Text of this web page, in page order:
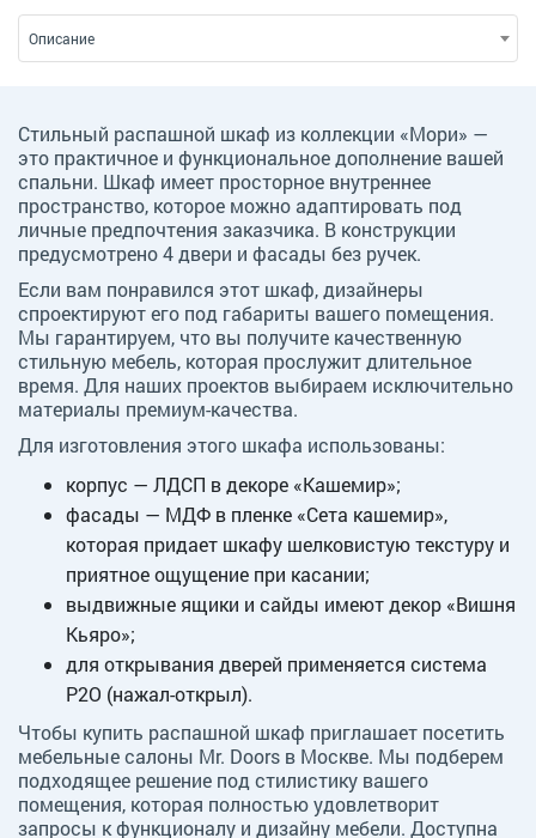
Описание
Стильный распашной шкаф из коллекции «Мори» —
это практичное и функциональное дополнение вашей
спальни. Шкаф имеет просторное внутреннее
пространство, которое можно адаптировать под
личные предпочтения заказчика. В конструкции
предусмотрено 4 двери и фасады без ручек.
Если вам понравился этот шкаф, дизайнеры
спроектируют его под габариты вашего помещения.
Мы гарантируем, что вы получите качественную
стильную мебель, которая прослужит длительное
время. Для наших проектов выбираем исключительно
материалы премиум-качества.
Для изготовления этого шкафа использованы:
корпус — ЛДСП в декоре «Кашемир»;
фасады — МДФ в пленке «Сета кашемир»,
которая придает шкафу шелковистую текстуру и
приятное ощущение при касании;
выдвижные ящики и сайды имеют декор «Вишня
Кьяро»;
для открывания дверей применяется система
P2O (нажал-открыл).
Чтобы купить распашной шкаф приглашает посетить
мебельные салоны Mr. Doors в Москве. Мы подберем
подходящее решение под стилистику вашего
помещения, которая полностью удовлетворит
запросы к функционалу и дизайну мебели. Доступна